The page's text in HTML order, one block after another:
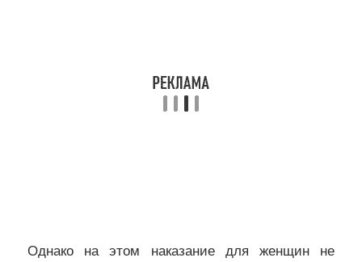
Однако на этом наказание для женщин не